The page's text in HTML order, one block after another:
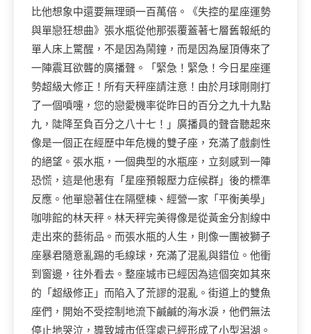
比他想象中還要無理頭一百萬倍。《失控的星座運勢
與單戀狂想曲》張水瓶從他那張覆蓋著七層舊報紙的
單人床上驚醒，不是因為鬧鐘，而是因為屋頂傳來了
一陣震耳欲聾的廣播聲。「緊急！緊急！今日星座運
勢超級大修正！所有天秤座請注意！由於月球剛剛打
了一個噴嚏，您的戀愛機率從昨日的百分之九十九點
九，陡降至負百分之八十七！」廣播員的聲音聽起來
像是一個正在經歷中年危機的雙子座，充滿了戲劇性
的絕望。張水瓶，一個典型的水瓶座，立刻感到一陣
恐慌，這是他患有「星座預報壓力症候群」後的標準
反應。他單戀著住在隔壁棟、經營一家「平衡美學」
咖啡館的林天秤。林天秤完美得像是從黃金分割線中
走出來的藝術品。而張水瓶的人生，則像一團被獅子
座暴君隨意亂踢的毛線球，充滿了混亂與錯位。他衝
到窗邊，往外看去。整座城市已經因為這個突如其來
的「超級修正」而陷入了荒謬的混亂。街道上的雙魚
座們，開始不受控制地流下鹹鹹的海水淚，他們無法
停止地哭泣，導致城市低窪處已經形成了小型潟湖。